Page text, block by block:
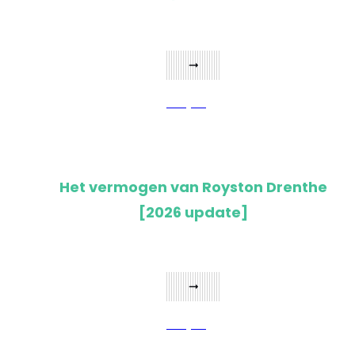
Het vermogen van Royston Drenthe
[2026 update]